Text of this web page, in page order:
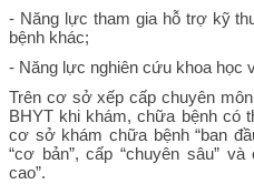
- Năng lực tham gia hỗ trợ kỹ
bệnh khác;
- Năng lực nghiên cứu khoa học
Trên cơ sở xếp cấp chuyên
BHYT khi khám, chữa bệnh có
cơ sở khám chữa bệnh “ban
“cơ bản”, cấp “chuyên sâu”
cao”.